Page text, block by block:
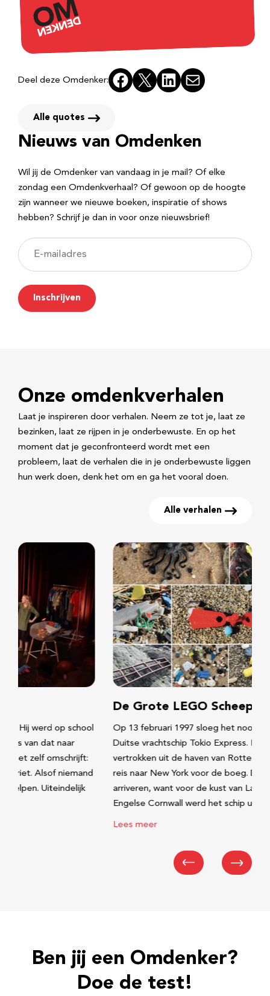
Deel deze Omdenker: Facebook X LinkedIn
Alle quotes
Nieuws van Omdenken
Wil jij de Omdenker van vandaag in je mail? Of elke
zondag een Omdenkverhaal? Of gewoon op de hoogte
zijn wanneer we nieuwe boeken, inspiratie of shows
hebben? Schrijf je dan in voor onze nieuwsbrief!
E
-
m
a
r
e
s
Inschrijven
Onze omdenkverhalen
Laat je inspireren door verhalen. Neem ze tot je, laat ze
bezinken, laat ze rijpen in je onderbewuste. En op het
moment dat je geconfronteerd wordt met een
probleem, laat de verhalen die in je onderbewuste liggen
hun werk doen, denk het om en ga het vooral doen.
Alle verhalen
De Grote LEGO Scheepsramp
Op 13 februari 1997 sloeg het noodlot toe voor het
Duitse vrachtschip Tokio Express. Het schip was net
vertrokken uit de haven van Rotterdam en had een lange
reis naar New York voor de boeg. Daar zouden ze nooit
arriveren, want voor de kust van Land’s End in het
Engelse Cornwall werd het schip uit…
Ben jij een Omdenker?
Doe de test!